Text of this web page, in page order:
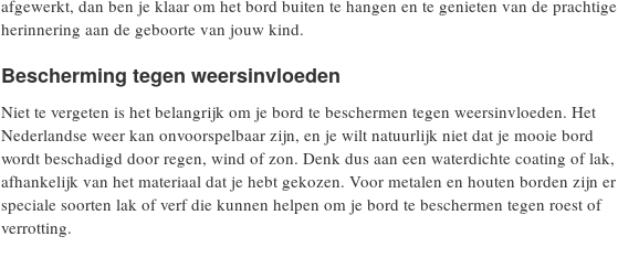
afgewerkt, dan ben je klaar om het bord buiten te hangen en te genieten van de prachtige
herinnering aan de geboorte van jouw kind.
Bescherming tegen weersinvloeden
Niet te vergeten is het belangrijk om je bord te beschermen tegen weersinvloeden. Het
Nederlandse weer kan onvoorspelbaar zijn, en je wilt natuurlijk niet dat je mooie bord
wordt beschadigd door regen, wind of zon. Denk dus aan een waterdichte coating of lak,
afhankelijk van het materiaal dat je hebt gekozen. Voor metalen en houten borden zijn er
speciale soorten lak of verf die kunnen helpen om je bord te beschermen tegen roest of
verrotting.